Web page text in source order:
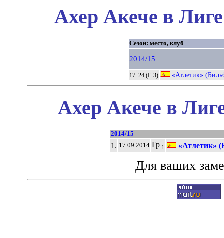
Ахер Акече в
Сезон: место, клуб
2014/15
17–24 (Г-3) «Атлетик»
Ахер Акече в
2014/15
1. 17.09.2014 Гр 1 «Атлетик»
Для ваших